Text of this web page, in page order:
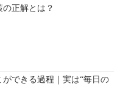
の正解とは？
ができる過程｜実は“毎日の